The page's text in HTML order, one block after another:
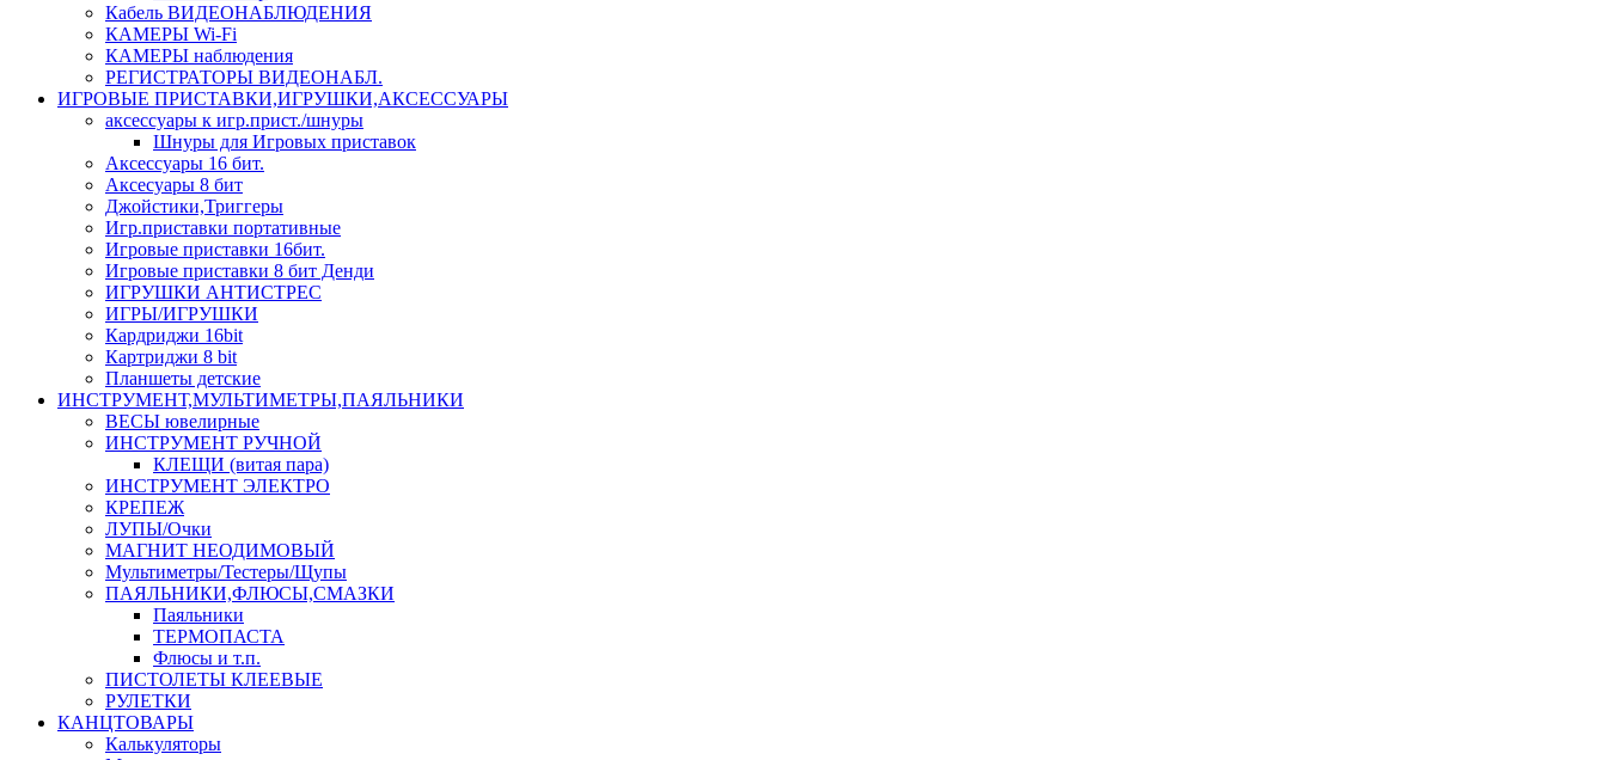
Кабель ВИДЕОНАБЛЮДЕНИЯ
КАМЕРЫ Wi-Fi
КАМЕРЫ наблюдения
РЕГИСТРАТОРЫ ВИДЕОНАБЛ.
ИГРОВЫЕ ПРИСТАВКИ,ИГРУШКИ,АКСЕССУАРЫ
аксесcуары к игр.прист./шнуры
Шнуры для Игровых приставок
Аксессуары 16 бит.
Аксесуары 8 бит
Джойстики,Триггеры
Игр.приставки портативные
Игровые приставки 16бит.
Игровые приставки 8 бит Денди
ИГРУШКИ АНТИСТРЕС
ИГРЫ/ИГРУШКИ
Кардриджи 16bit
Картриджи 8 bit
Планшеты детские
ИНСТРУМЕНТ,МУЛЬТИМЕТРЫ,ПАЯЛЬНИКИ
ВЕСЫ ювелирные
ИНСТРУМЕНТ РУЧНОЙ
КЛЕЩИ (витая пара)
ИНСТРУМЕНТ ЭЛЕКТРО
КРЕПЕЖ
ЛУПЫ/Очки
МАГНИТ НЕОДИМОВЫЙ
Мультиметры/Тестеры/Щупы
ПАЯЛЬНИКИ,ФЛЮСЫ,СМАЗКИ
Паяльники
ТЕРМОПАСТА
Флюсы и т.п.
ПИСТОЛЕТЫ КЛЕЕВЫЕ
РУЛЕТКИ
КАНЦТОВАРЫ
Калькуляторы